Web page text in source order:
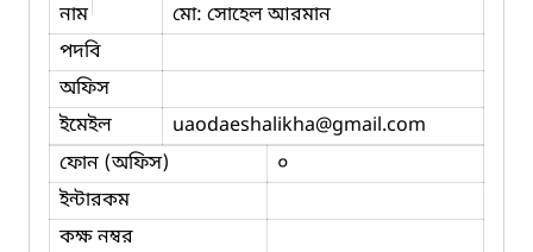
নাম
মো: সোহেল আরমান
পদবি
অফিস
ইমেইল
uaodaeshalikha@gmail.com
ফোন (অফিস)
০
ইন্টারকম
কক্ষ নম্বর